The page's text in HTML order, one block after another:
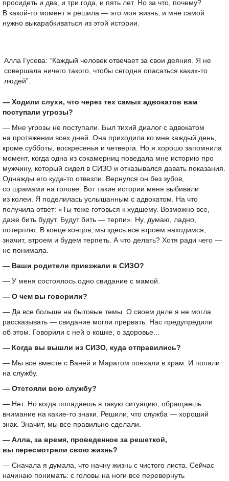
просидеть и два, и три года, и пять лет. Но за что, почему?
В какой-то момент я решила — это моя жизнь, и мне самой
нужно выкарабкиваться из этой истории.
Алла Гусева: “Каждый человек отвечает за свои деяния. Я не
совершала ничего такого, чтобы сегодня опасаться каких-то
людей”.
— Ходили слухи, что через тех самых адвокатов вам
поступали угрозы?
— Мне угрозы не поступали. Был тихий диалог с адвокатом
на протяжении всех дней. Она приходила ко мне каждый день,
кроме субботы, воскресенья и четверга. Но я хорошо запомнила
момент, когда одна из сокамерниц поведала мне историю про
мужчину, который сидел в СИЗО и отказывался давать показания.
Однажды его куда-то отвезли. Вернулся он без зубов,
со шрамами на голове. Вот такие истории меня выбивали
из колеи. Я поделилась услышанным с адвокатом. На что
получила ответ: «Ты тоже готовься к худшему. Возможно все,
даже бить будут. Будут бить — терпи». Ну, думаю, ладно,
потерплю. В конце концов, мы здесь все втроем находимся,
значит, втроем и будем терпеть. А что делать? Хотя ради чего —
не понимала.
— Ваши родители приезжали в СИЗО?
— У меня состоялось одно свидание с мамой.
— О чем вы говорили?
— Да все больше на бытовые темы. О своем деле я не могла
рассказывать — свидание могли прервать. Нас предупредили
об этом. Говорили с ней о кошке, о здоровье...
— Когда вы вышли из СИЗО, куда отправились?
— Мы все вместе с Ваней и Маратом поехали в храм. И попали
на службу.
— Отстояли всю службу?
— Нет. Но когда попадаешь в такую ситуацию, обращаешь
внимание на какие-то знаки. Решили, что служба — хороший
знак. Значит, мы все правильно сделали.
— Алла, за время, проведенное за решеткой,
вы пересмотрели свою жизнь?
— Сначала я думала, что начну жизнь с чистого листа. Сейчас
начинаю понимать: с головы на ноги все перевернуть